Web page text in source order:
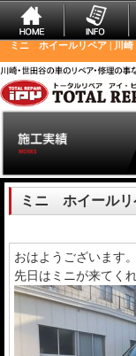
ミニ ホイールリペア | 川崎
ミニ ホイールリ
おはようございます
先日はミニが来てくれ